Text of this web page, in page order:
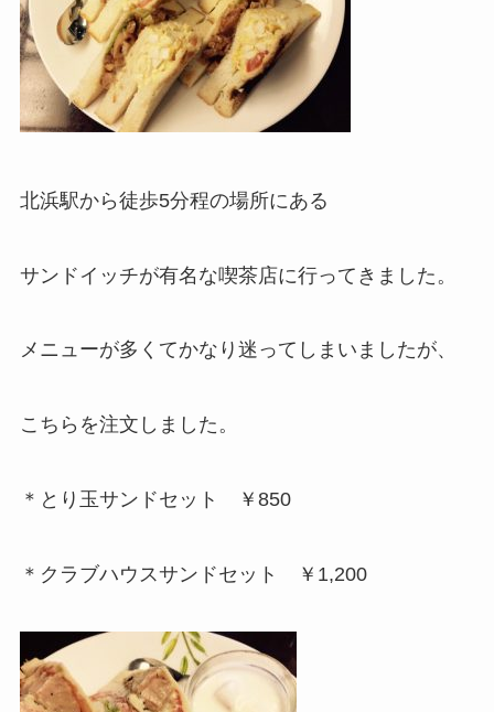
北浜駅から徒歩5分程の場所にある
サンドイッチが有名な喫茶店に行ってきました。
メニューが多くてかなり迷ってしまいましたが、
こちらを注文しました。
＊とり玉サンドセット ￥850
＊クラブハウスサンドセット ￥1,200